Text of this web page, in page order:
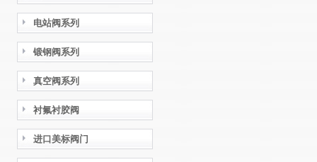
电站阀系列
锻钢阀系列
真空阀系列
衬氟衬胶阀
进口美标阀门